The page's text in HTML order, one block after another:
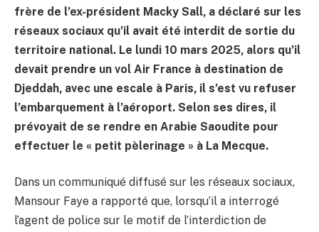
frère de l’ex-président Macky Sall, a déclaré sur les
réseaux sociaux qu’il avait été interdit de sortie du
territoire national. Le lundi 10 mars 2025, alors qu’il
devait prendre un vol Air France à destination de
Djeddah, avec une escale à Paris, il s’est vu refuser
l’embarquement à l’aéroport. Selon ses dires, il
prévoyait de se rendre en Arabie Saoudite pour
effectuer le « petit pèlerinage » à La Mecque.
Dans un communiqué diffusé sur les réseaux sociaux,
Mansour Faye a rapporté que, lorsqu’il a interrogé
l’agent de police sur le motif de l’interdiction de